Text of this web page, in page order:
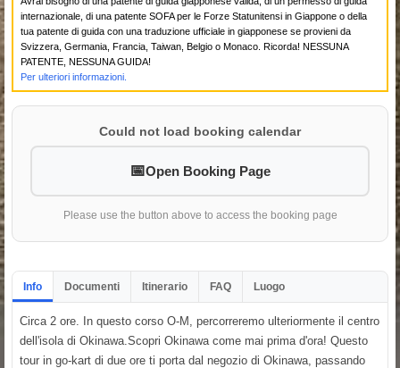
internazionale, di una patente SOFA per le Forze Statunitensi in Giappone o della
tua patente di guida con una traduzione ufficiale in giapponese se provieni da
Svizzera, Germania, Francia, Taiwan, Belgio o Monaco. Ricorda! NESSUNA
PATENTE, NESSUNA GUIDA!
Per ulteriori informazioni.
Could not load booking calendar
Open Booking Page
Please use the button above to access the booking page
Info Documenti Itinerario FAQ Luogo
Circa 2 ore. In questo corso O-M, percorreremo ulteriormente il centro
dell'isola di Okinawa.Scopri Okinawa come mai prima d'ora! Questo
tour in go-kart di due ore ti porta dal negozio di Okinawa, passando